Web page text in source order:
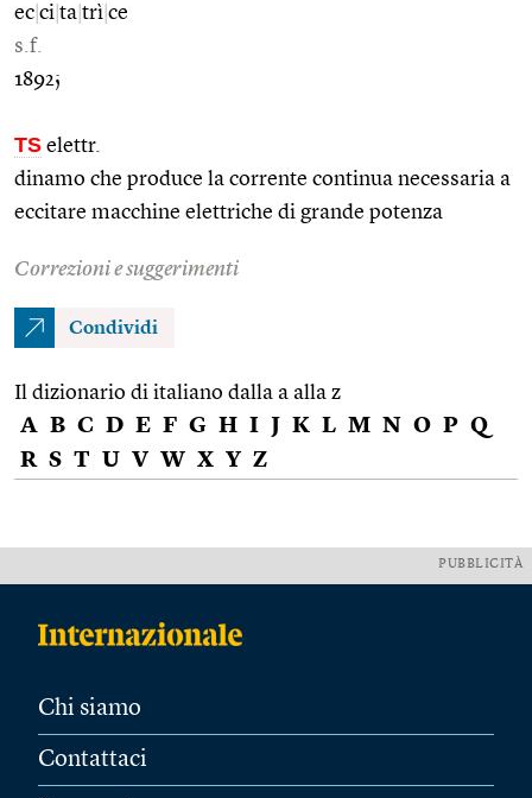
ec ci ta trì ce
s.f.
1892;
TS elettr.
dinamo che produce la corrente continua necessaria a
eccitare macchine elettriche di grande potenza
Correzioni e suggerimenti
Condividi
Il dizionario di italiano dalla a alla z
A B C D E F G H I J K L M N O P Q
R S T U V W X Y Z
PUBBLICITÀ
Chi siamo
Contattaci